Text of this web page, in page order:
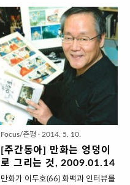
단행본 발행, 영상화 판권 등 사업
전반에 걸쳐 원스톱 지원 ..
숙하게 고뇌하느라 웃지도 않았을
것 같은 문학평론가와 시인도 만화
를 봤다. ‘지성인이라 일컬어지는 이
들이 한낱 만화를 봤다니’라며 갸우
뚱할 만하나 문학평론가 김현과 시
인 오규원은 만화를 봤고, 읽었고,
‘비평’까지 했다.프랑스의 영화평론
가이자 만화평론가인 프랑시스 라
카생은 만화를 ‘제9의 예술’이라고
을 논하기도 했다. 이제는 한국에서
도 만화의 예술적 가치를 부분적으
로 인정하는 분위기지만 아직 충분
Focus/촌평 · 2014. 5. 10.
[주간동아] 만화는 엉덩이
로 그리는 것, 2009.01.14
만화가 이두호(66) 화백과 인터뷰를